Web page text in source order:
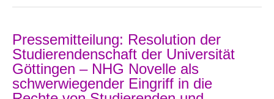
Pressemitteilung: Resolution der
Studierendenschaft der Universität
Göttingen – NHG Novelle als
schwerwiegender Eingriff in die